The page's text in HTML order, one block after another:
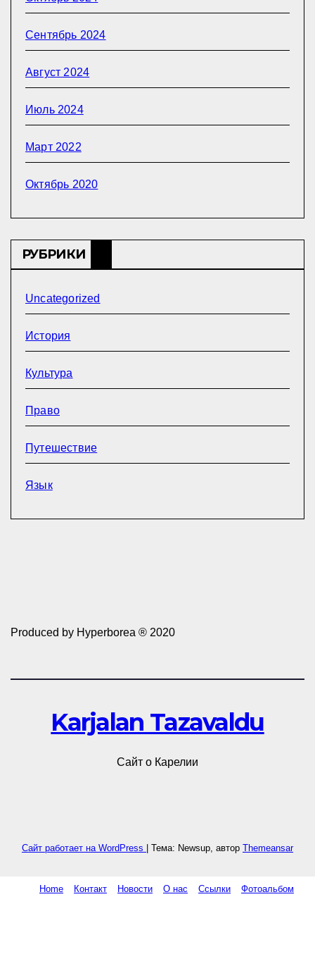
Сентябрь 2024
Август 2024
Июль 2024
Март 2022
Октябрь 2020
РУБРИКИ
Uncategorized
История
Культура
Право
Путешествие
Язык
Produced by Hyperborea ® 2020
Karjalan Tazavaldu
Сайт о Карелии
Сайт работает на WordPress Тема: Newsup, автор Themeansar
Home Контакт Новости О нас Ссылки Фотоальбом